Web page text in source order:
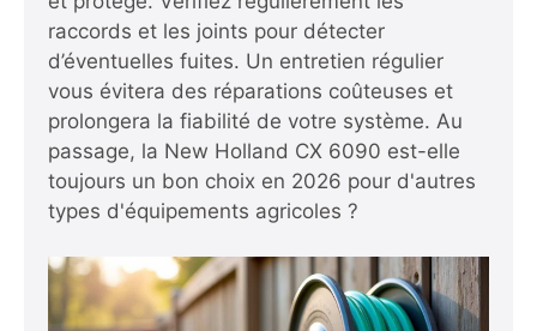
raccords et les joints pour détecter
d’éventuelles fuites. Un entretien régulier
vous évitera des réparations coûteuses et
prolongera la fiabilité de votre système. Au
passage, la New Holland CX 6090 est-elle
toujours un bon choix en 2026 pour d'autres
types d'équipements agricoles ?